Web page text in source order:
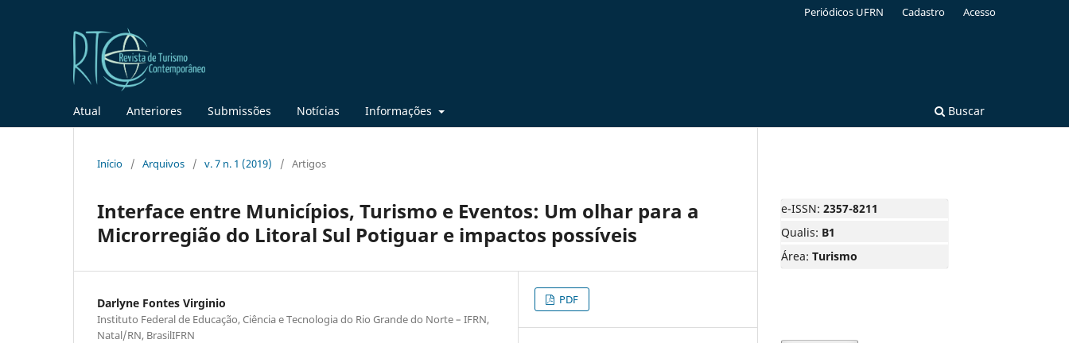
Atual Anteriores Submissões Notícias Informações Buscar
Periódicos UFRN Cadastro Acesso
Início / Arquivos / v. 7 n. 1 (2019) / Artigos
Interface entre Municípios, Turismo e Eventos: Um olhar para a
Microrregião do Litoral Sul Potiguar e impactos possíveis
Darlyne Fontes Virginio
Instituto Federal de Educação, Ciência e Tecnologia do Rio Grande do Norte – IFRN,
Natal/RN, BrasilIFRN
PDF
e-ISSN: 2357-8211
Qualis: B1
Área: Turismo